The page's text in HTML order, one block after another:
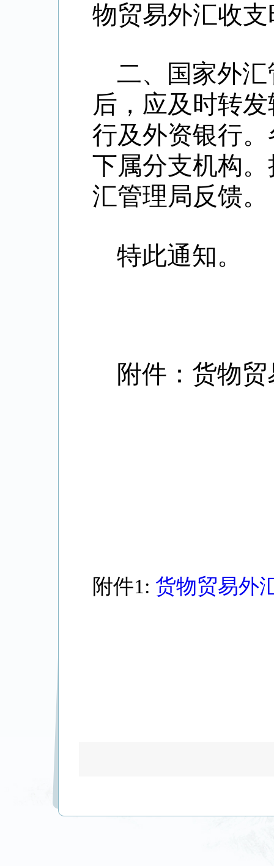
物贸易外汇收
二、国家外
后，应及时转
行及外资银行
下属分支机构
汇管理局反馈。
特此通知。
附件： 货物
附件1: 货物贸易外